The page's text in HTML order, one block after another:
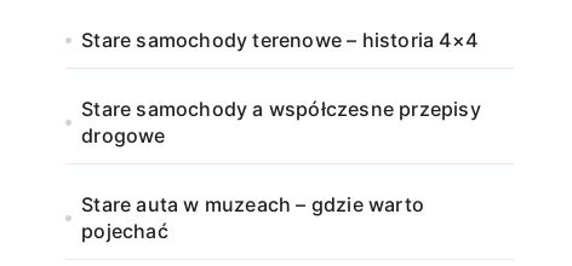
Stare samochody terenowe – historia 4×4
Stare samochody a współczesne przepisy
drogowe
Stare auta w muzeach – gdzie warto
pojechać